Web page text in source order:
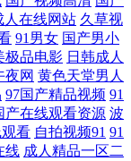
精品免费视频 91黄
网 91看淫黄大片 91
日本不卡毛片五 91
人在线网站 久草视
91男女 国产男小
极品电影 日韩成人
夜网 黄色天堂男人
97国产精品视频 91
产在线观看资源 波
看 自拍视频91 91
线 成人精品一区二